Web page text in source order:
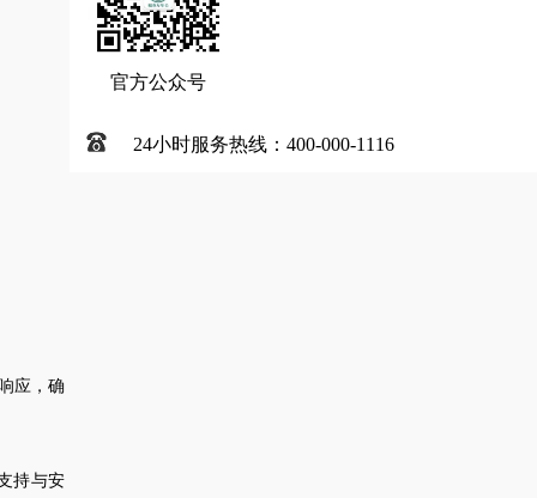
应，确
持与安
官方公众号
24小时服务热线：400-000-1116